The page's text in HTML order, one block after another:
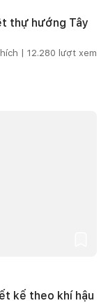
thự hướng Tây
| 12.280 lượt xem
kế theo khí hậu